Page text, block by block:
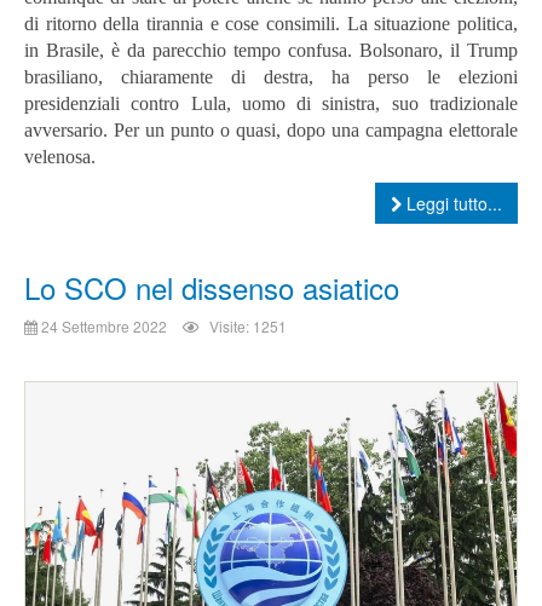
di ritorno della tirannia e cose consimili. La situazione politica,
in Brasile, è da parecchio tempo confusa. Bolsonaro, il Trump
brasiliano, chiaramente di destra, ha perso le elezioni
presidenziali contro Lula, uomo di sinistra, suo tradizionale
avversario. Per un punto o quasi, dopo una campagna elettorale
velenosa.
Leggi tutto...
Lo SCO nel dissenso asiatico
24 Settembre 2022 Visite: 1251